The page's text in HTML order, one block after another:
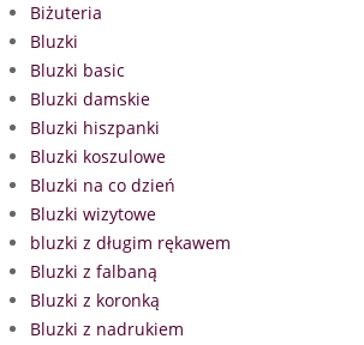
Biżuteria
Bluzki
Bluzki basic
Bluzki damskie
Bluzki hiszpanki
Bluzki koszulowe
Bluzki na co dzień
Bluzki wizytowe
bluzki z długim rękawem
Bluzki z falbaną
Bluzki z koronką
Bluzki z nadrukiem